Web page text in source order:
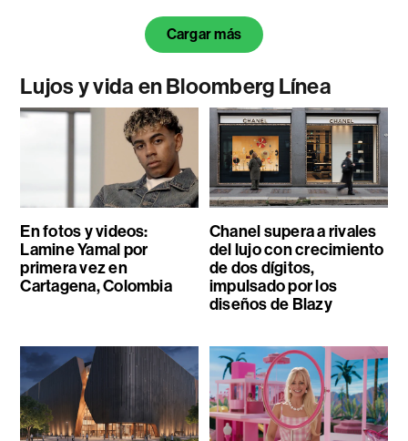
Cargar más
Lujos y vida en Bloomberg Línea
En fotos y videos:
Lamine Yamal por
primera vez en
Cartagena, Colombia
Chanel supera a rivales
del lujo con crecimiento
de dos dígitos,
impulsado por los
diseños de Blazy